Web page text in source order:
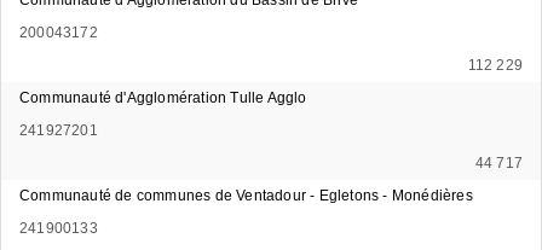
200043172
112 229
Communauté d'Agglomération Tulle Agglo
241927201
44 717
Communauté de communes de Ventadour - Egletons - Monédières
241900133